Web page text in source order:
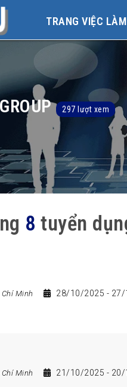
TRANG VIỆC LÀM
297 lượt xem
8 tuyển
Minh 28/10/2025 - 27/
Minh 21/10/2025 - 20/